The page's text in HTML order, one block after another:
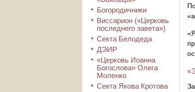
Богородичники
Виссарион («Церковь
последнего завета»)
Секта Белодеда
ДЭИР
«Церковь Иоанна
Богослова» Олега
Моленко
Секта Якова Кротова